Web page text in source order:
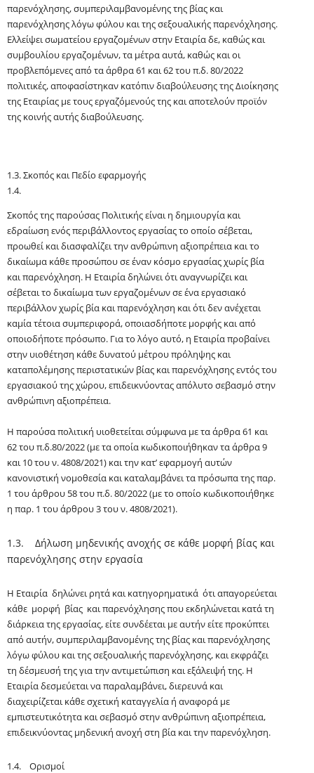
παρενόχλησης, συμπεριλαμβανομένης της βίας και
παρενόχλησης λόγω φύλου και της σεξουαλικής παρενόχλησης.
Ελλείψει σωματείου εργαζομένων στην Εταιρία δε, καθώς και
συμβουλίου εργαζομένων, τα μέτρα αυτά, καθώς και οι
προβλεπόμενες από τα άρθρα 61 και 62 τουπ.δ.80/2022
πολιτικές, αποφασίστηκαν κατόπιν διαβούλευσης της Διοίκησης
της Εταιρίας με τουςεργαζόμενούςτης και αποτελούν προϊόν
της κοινής αυτής διαβούλευσης.
1.3.Σκοπός και Πεδίο εφαρμογής
1.4.
Σκοπός της παρούσας Πολιτικής είναι η δημιουργία και
εδραίωση ενός περιβάλλοντος εργασίας το οποίο σέβεται,
προωθεί και διασφαλίζει την ανθρώπινη αξιοπρέπεια και το
δικαίωμα κάθε προσώπου σε έναν κόσμο εργασίας χωρίς βία
και παρενόχληση. Η Εταιρία δηλώνει ότι αναγνωρίζει και
σέβεται το δικαίωμα των εργαζομένων σε ένα εργασιακό
περιβάλλον χωρίς βία και παρενόχληση και ότι δεν ανέχεται
καμία τέτοια συμπεριφορά, οποιασδήποτε μορφής και από
οποιοδήποτε πρόσωπο. Για το λόγο αυτό, η Εταιρία προβαίνει
στην υιοθέτηση κάθε δυνατού μέτρου πρόληψης και
καταπολέμησης περιστατικών βίας και παρενόχλησης εντός του
εργασιακού της χώρου, επιδεικνύοντας απόλυτο σεβασμό στην
ανθρώπινη αξιοπρέπεια.
Η παρούσα πολιτική υιοθετείται σύμφωνα με τα άρθρα 61 και
62 τουπ.δ.80/2022 (με τα οποία κωδικοποιήθηκαν τα άρθρα 9
και 10 του ν. 4808/2021) και την κατ’ εφαρμογή αυτών
κανονιστική νομοθεσία και καταλαμβάνει τα πρόσωπα της παρ.
1 του άρθρου 58 τουπ.δ.80/2022 (με το οποίο κωδικοποιήθηκε
η παρ. 1 του άρθρου 3 του ν. 4808/2021).
1.3. Δήλωση μηδενικής ανοχής σε κάθε μορφή βίας και
παρενόχλησης στην εργασία
Η Εταιρία δηλώνει ρητά και κατηγορηματικά ότι απαγορεύεται
κάθε μορφή βίας και παρενόχλησης που εκδηλώνεται κατά τη
διάρκεια τηςεργασίας, είτε συνδέεται με αυτήν είτε προκύπτει
από αυτήν, συμπεριλαμβανομένης της βίας και παρενόχλησης
λόγω φύλου και της σεξουαλικής παρενόχλησης, και εκφράζει
τη δέσμευσή της για την αντιμετώπιση και εξάλειψή της. Η
Εταιρία δεσμεύεται να παραλαμβάνει, διερευνά και
διαχειρίζεται κάθε σχετική καταγγελία ή αναφορά με
εμπιστευτικότητα και σεβασμό στην ανθρώπινη αξιοπρέπεια,
επιδεικνύοντας μηδενική ανοχή στη βία και την παρενόχληση.
1.4. Ορισμοί